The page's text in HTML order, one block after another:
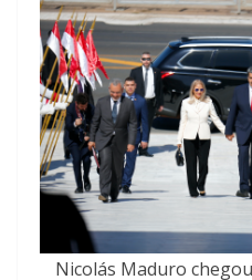
Nicolás Maduro